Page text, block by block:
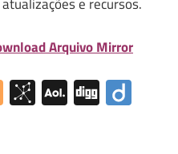
Arquivo Mirror
Blogger
BibSonomy
AOL
Mail
Digg